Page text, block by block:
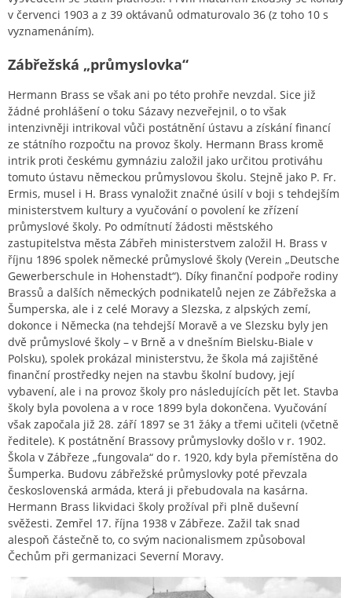
v červenci 1903 a z 39 oktávanů odmaturovalo 36 (z toho 10 s
vyznamenáním).
Zábřežská „průmyslovka“
Hermann Brass se však ani po této prohře nevzdal. Sice již
žádné prohlášení o toku Sázavy nezveřejnil, o to však
intenzivněji intrikoval vůči postátnění ústavu a získání financí
ze státního rozpočtu na provoz školy. Hermann Brass kromě
intrik proti českému gymnáziu založil jako určitou protiváhu
tomuto ústavu německou průmyslovou školu. Stejně jako P. Fr.
Ermis, musel i H. Brass vynaložit značné úsilí v boji s tehdejším
ministerstvem kultury a vyučování o povolení ke zřízení
průmyslové školy. Po odmítnutí žádosti městského
zastupitelstva města Zábřeh ministerstvem založil H. Brass v
říjnu 1896 spolek německé průmyslové školy (Verein „Deutsche
Gewerberschule in Hohenstadt“). Díky finanční podpoře rodiny
Brassů a dalších německých podnikatelů nejen ze Zábřežska a
Šumperska, ale i z celé Moravy a Slezska, z alpských zemí,
dokonce i Německa (na tehdejší Moravě a ve Slezsku byly jen
dvě průmyslové školy – v Brně a v dnešním Bielsku-Biale v
Polsku), spolek prokázal ministerstvu, že škola má zajištěné
finanční prostředky nejen na stavbu školní budovy, její
vybavení, ale i na provoz školy pro následujících pět let. Stavba
školy byla povolena a v roce 1899 byla dokončena. Vyučování
však započala již 28. září 1897 se 31 žáky a třemi učiteli (včetně
ředitele). K postátnění Brassovy průmyslovky došlo v r. 1902.
Škola v Zábřeze „fungovala“ do r. 1920, kdy byla přemístěna do
Šumperka. Budovu zábřežské průmyslovky poté převzala
československá armáda, která ji přebudovala na kasárna.
Hermann Brass likvidaci školy prožíval při plně duševní
svěžesti. Zemřel 17. října 1938 v Zábřeze. Zažil tak snad
alespoň částečně to, co svým nacionalismem způsoboval
Čechům při germanizaci Severní Moravy.